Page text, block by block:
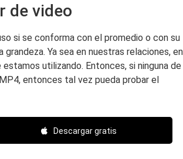
de video
si se conforma con el promedio o con su
Ya sea en nuestras relaciones, en
utilizando. Entonces, si ninguna de
entonces tal vez pueda probar el
Descargar gratis